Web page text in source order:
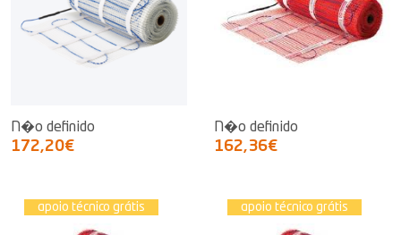
N�o definido
172,20€
N�o definido
162,36€
apoio técnico grátis apoio técnico grátis